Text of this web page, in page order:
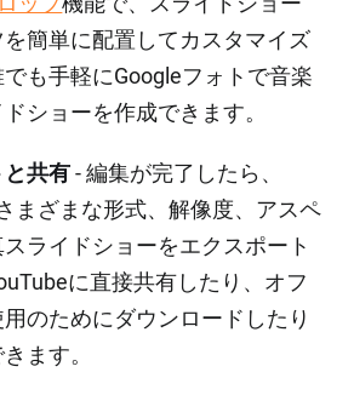
簡単に配置してカスタマイズ
も手軽にGoogleフォトで音楽
ショーを作成できます。
共有- 編集が完了したら、
まざまな形式、解像度、アスペ
ライドショーをエクスポート
に直接共有したり、オフ
のためにダウンロードしたり
ます。